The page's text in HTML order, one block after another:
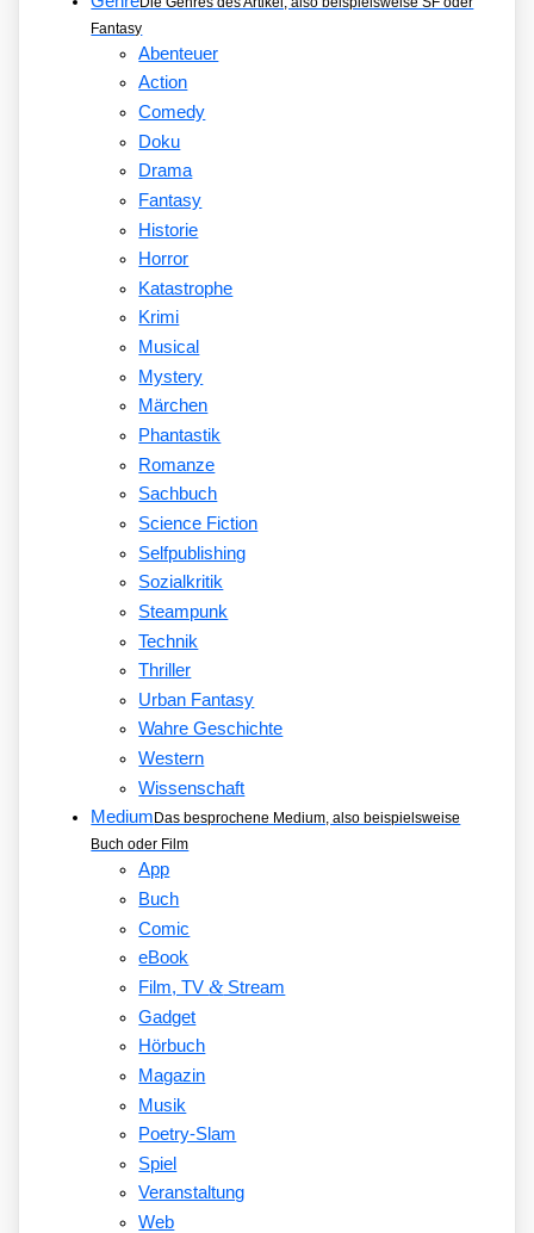
Fantasy
Abenteuer
Action
Comedy
Doku
Drama
Fantasy
Historie
Horror
Katastrophe
Krimi
Musical
Mystery
Märchen
Phantastik
Romanze
Sachbuch
Science Fiction
Selfpublishing
Sozialkritik
Steampunk
Technik
Thriller
Urban Fantasy
Wahre Geschichte
Western
Wissenschaft
Medium Das besprochene Medium, also beispielsweise
Buch oder Film
App
Buch
Comic
eBook
Film, TV&Stream
Gadget
Hörbuch
Magazin
Musik
Poetry-Slam
Spiel
Veranstaltung
Web